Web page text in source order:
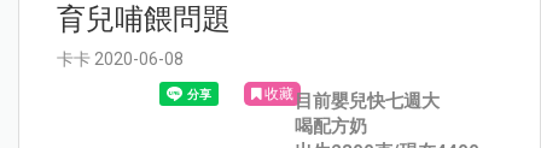
育兒哺餵問題
卡卡 2020-06-08
收藏目前嬰兒快七週大
喝配方奶